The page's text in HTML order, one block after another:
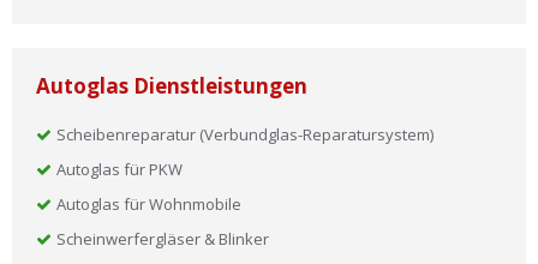
Autoglas Dienstleistungen
Scheibenreparatur (Verbundglas-Reparatursystem)
Autoglas für PKW
Autoglas für Wohnmobile
Scheinwerfergläser & Blinker